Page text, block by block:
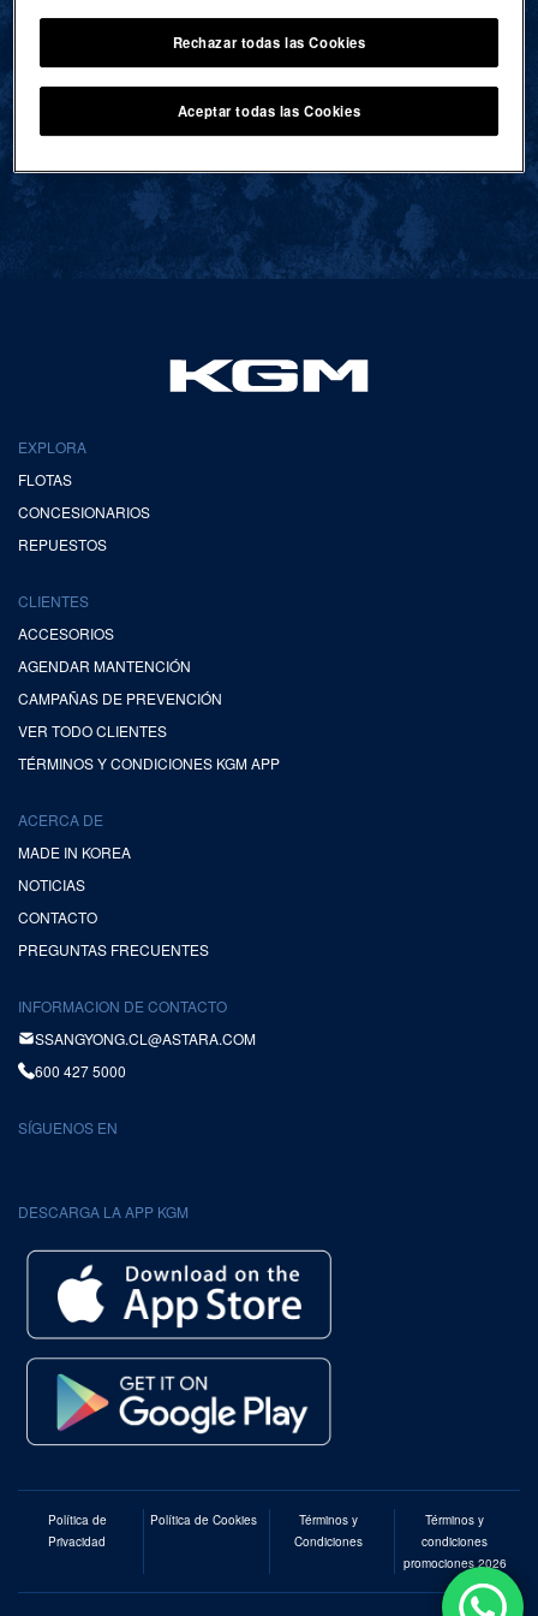
VOLVER AL INICIO
EXPLORA
FLOTAS
CONCESIONARIOS
REPUESTOS
CLIENTES
ACCESORIOS
AGENDAR MANTENCIÓN
CAMPAÑAS DE PREVENCIÓN
VER TODO CLIENTES
TÉRMINOS Y CONDICIONES KGM APP
ACERCA DE
MADE IN KOREA
NOTICIAS
CONTACTO
PREGUNTAS FRECUENTES
INFORMACION DE CONTACTO
SSANGYONG.CL@ASTARA.COM
600 427 5000
SÍGUENOS EN
DESCARGA LA APP KGM
Política de
Privacidad
Política de Cookies
Términos y
Condiciones
Términos y
condiciones
promociones 2026
Rechazar todas las Cookies
Aceptar todas las Cookies